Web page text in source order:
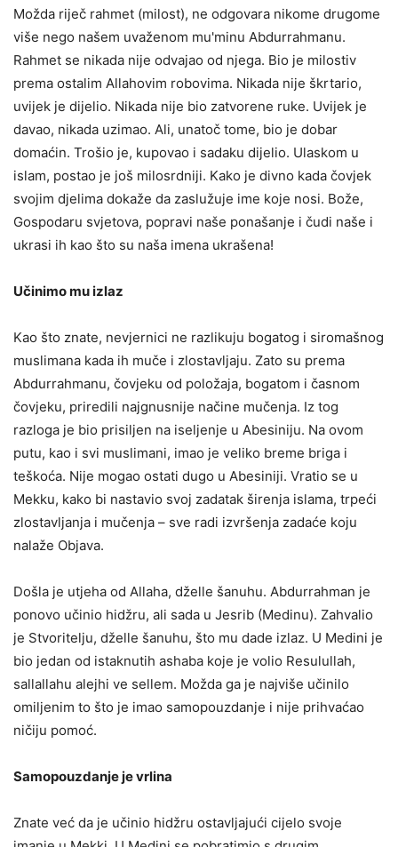
Možda riječ rahmet (milost), ne odgovara nikome drugome
više nego našem uvaženom mu'minu Abdurrahmanu.
Rahmet se nikada nije odvajao od njega. Bio je milostiv
prema ostalim Allahovim robovima. Nikada nije škrtario,
uvijek je dijelio. Nikada nije bio zatvorene ruke. Uvijek je
davao, nikada uzimao. Ali, unatoč tome, bio je dobar
domaćin. Trošio je, kupovao i sadaku dijelio. Ulaskom u
islam, postao je još milosrdniji. Kako je divno kada čovjek
svojim djelima dokaže da zaslužuje ime koje nosi. Bože,
Gospodaru svjetova, popravi naše ponašanje i čudi naše i
ukrasi ih kao što su naša imena ukrašena!
Učinimo mu izlaz
Kao što znate, nevjernici ne razlikuju bogatog i siromašnog
muslimana kada ih muče i zlostavljaju. Zato su prema
Abdurrahmanu, čovjeku od položaja, bogatom i časnom
čovjeku, priredili najgnusnije načine mučenja. Iz tog
razloga je bio prisiljen na iseljenje u Abesiniju. Na ovom
putu, kao i svi muslimani, imao je veliko breme briga i
teškoća. Nije mogao ostati dugo u Abesiniji. Vratio se u
Mekku, kako bi nastavio svoj zadatak širenja islama, trpeći
zlostavljanja i mučenja – sve radi izvršenja zadaće koju
nalaže Objava.
Došla je utjeha od Allaha, dželle šanuhu. Abdurrahman je
ponovo učinio hidžru, ali sada u Jesrib (Medinu). Zahvalio
je Stvoritelju, dželle šanuhu, što mu dade izlaz. U Medini je
bio jedan od istaknutih ashaba koje je volio Resulullah,
sallallahu alejhi ve sellem. Možda ga je najviše učinilo
omiljenim to što je imao samopouzdanje i nije prihvaćao
ničiju pomoć.
Samopouzdanje je vrlina
Znate već da je učinio hidžru ostavljajući cijelo svoje